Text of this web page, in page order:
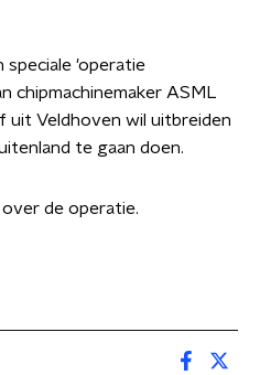
'operatie
chipmachinemaker ASML
uit Veldhoven wil uitbreiden
te gaan doen.
de operatie.